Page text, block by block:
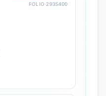
FOLIO 2935400